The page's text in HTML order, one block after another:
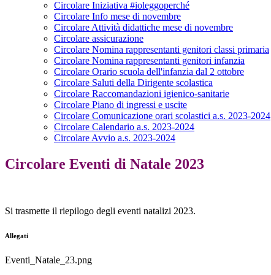
Circolare Iniziativa #ioleggoperché
Circolare Info mese di novembre
Circolare Attività didattiche mese di novembre
Circolare assicurazione
Circolare Nomina rappresentanti genitori classi primaria
Circolare Nomina rappresentanti genitori infanzia
Circolare Orario scuola dell'infanzia dal 2 ottobre
Circolare Saluti della Dirigente scolastica
Circolare Raccomandazioni igienico-sanitarie
Circolare Piano di ingressi e uscite
Circolare Comunicazione orari scolastici a.s. 2023-2024
Circolare Calendario a.s. 2023-2024
Circolare Avvio a.s. 2023-2024
Circolare Eventi di Natale 2023
Si trasmette il riepilogo degli eventi natalizi 2023.
Allegati
Eventi_Natale_23.png